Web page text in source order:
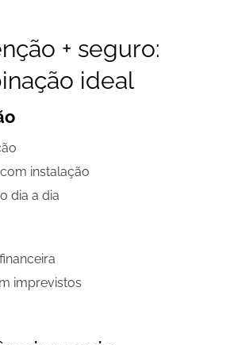
+ seguro:
ideal
instalação
dia a dia
imprevistos